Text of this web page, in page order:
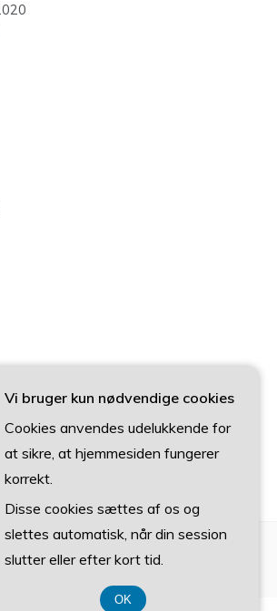
2022
Vi bruger kun nødvendige cookies
Cookies anvendes udelukkende for
at sikre, at hjemmesiden fungerer
korrekt.
Disse cookies sættes af os og
slettes automatisk, når din session
slutter eller efter kort tid.
OK